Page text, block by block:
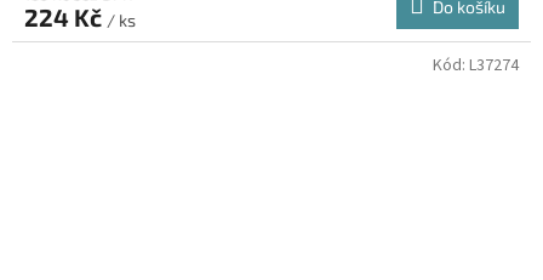
224 Kč / ks
Do košíku
Kód: L37274